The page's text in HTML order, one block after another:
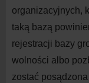
organizacyjnych,
taką bazą
rejestracji bazy
wolności albo
zostać